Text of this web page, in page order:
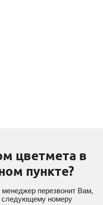
цветмета в
пункте?
перезвонит Вам,
следующему номеру